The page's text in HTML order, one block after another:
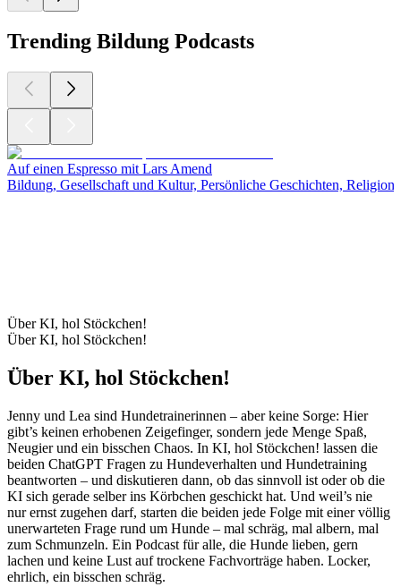
Trending Bildung Podcasts
Auf einen Espresso mit Lars Amend
Bildung, Gesellschaft und Kultur, Persönliche Geschichten,
Über KI, hol Stöckchen!
Über KI, hol Stöckchen!
Über KI, hol Stöckchen!
Jenny und Lea sind Hundetrainerinnen – aber keine Sorge: Hier
gibt’s keinen erhobenen Zeigefinger, sondern jede Menge Spaß,
Neugier und ein bisschen Chaos. In KI, hol Stöckchen! lassen die
beiden ChatGPT Fragen zu Hundeverhalten und Hundetraining
beantworten – und diskutieren dann, ob das sinnvoll ist oder ob die
KI sich gerade selber ins Körbchen geschickt hat. Und weil’s nie
nur ernst zugehen darf, starten die beiden jede Folge mit einer völlig
unerwarteten Frage rund um Hunde – mal schräg, mal albern, mal
zum Schmunzeln. Ein Podcast für alle, die Hunde lieben, gern
lachen und keine Lust auf trockene Fachvorträge haben. Locker,
ehrlich, ein bisschen schräg.